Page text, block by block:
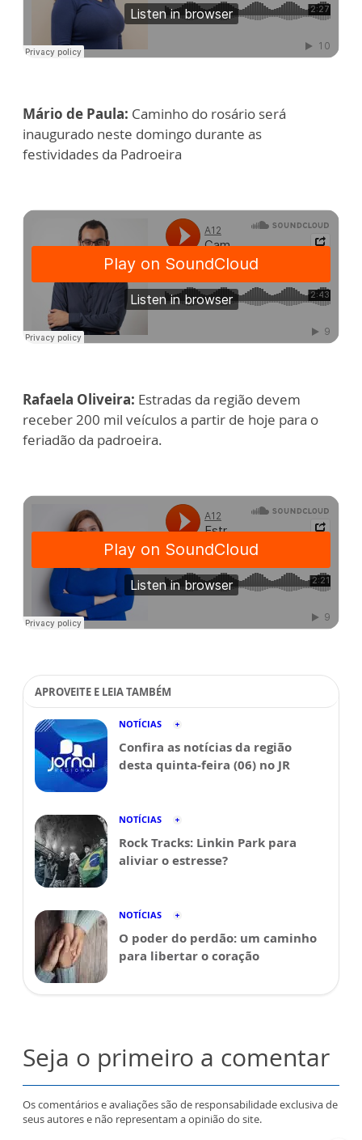
Mário de Paula: Caminho do rosário será
inaugurado neste domingo durante as
festividades da Padroeira
Rafaela Oliveira: Estradas da região devem
receber 200 mil veículos a partir de hoje para o
feriadão da padroeira.
APROVEITE E LEIA TAMBÉM
NOTÍCIAS
Confira as notícias da região
desta quinta-feira (06) no JR
NOTÍCIAS
Rock Tracks: Linkin Park para
aliviar o estresse?
NOTÍCIAS
O poder do perdão: um caminho
para libertar o coração
Seja o primeiro a comentar
Os comentários e avaliações são de responsabilidade exclusiva de
seus autores e não representam a opinião do site.